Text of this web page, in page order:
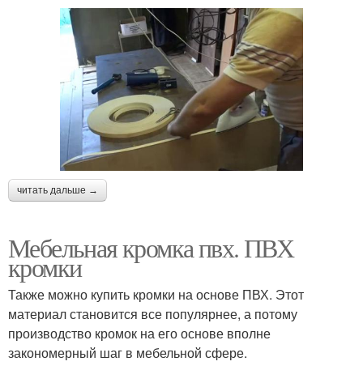
читать дальше →
Мебельная кромка пвх. ПВХ
кромки
Также можно купить кромки на основе ПВХ. Этот
материал становится все популярнее, а потому
производство кромок на его основе вполне
закономерный шаг в мебельной сфере.